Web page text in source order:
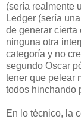
(sería realmente
Ledger (sería
de generar cierta
ninguna otra
categoría y no
segundo Oscar
tener que pelear
todos hinchando
En lo técnico, la